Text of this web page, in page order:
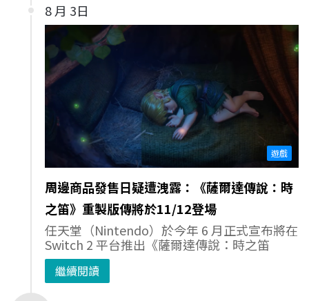
8 月 3日
遊戲
周邊商品發售日疑遭洩露：《薩爾達傳說：時
之笛》重製版傳將於11/12登場
任天堂（Nintendo）於今年 6 月正式宣布將在
Switch 2 平台推出《薩爾達傳說：時之笛
繼續閱讀